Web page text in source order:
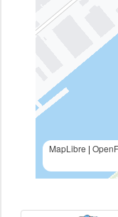
MapLibre |